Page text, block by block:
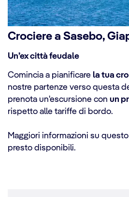
Crociere a Sasebo,
Un’ex città feudale
Comincia a pianificare la tua
nostre partenze verso questa
prenota un'escursione con un
rispetto alle tariffe di bordo.
Maggiori informazioni su
presto disponibili.